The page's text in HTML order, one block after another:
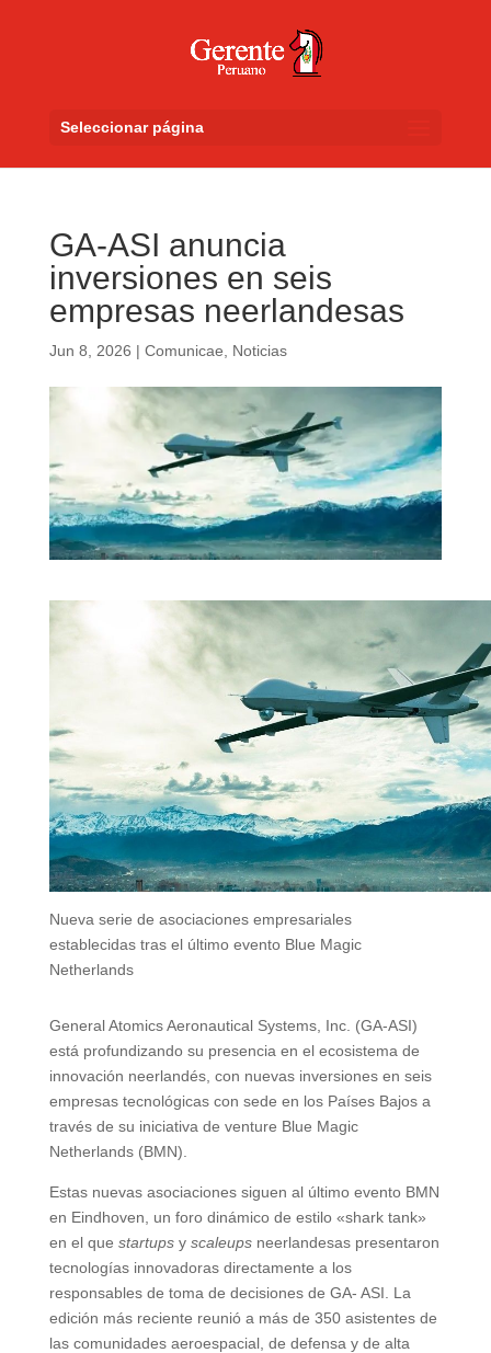
Seleccionar página
GA-ASI anuncia
inversiones en seis
empresas neerlandesas
Jun 8, 2026 | Comunicae Noticias
Nueva serie de asociaciones empresariales
establecidas tras el último evento Blue Magic
Netherlands
General Atomics Aeronautical Systems, Inc. (GA-ASI)
está profundizando su presencia en el ecosistema de
innovación neerlandés, con nuevas inversiones en seis
empresas tecnológicas con sede en los Países Bajos a
través de su iniciativa de venture Blue Magic
Netherlands (BMN).
Estas nuevas asociaciones siguen al último evento BMN
en Eindhoven, un foro dinámico de estilo «shark tank»
en el que startups y scaleupsneerlandesas presentaron
tecnologías innovadoras directamente a los
responsables de toma de decisiones de GA- ASI. La
edición más reciente reunió a más de 350 asistentes de
las comunidades aeroespacial, de defensa y de alta